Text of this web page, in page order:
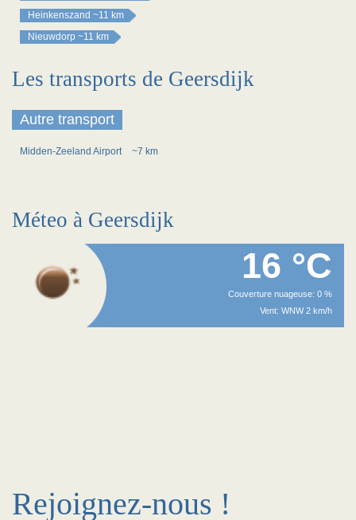
Heinkenszand ~11 km
Nieuwdorp ~11 km
Les transports de Geersdijk
Autre transport
Midden-Zeeland Airport ~7 km
Méteo à Geersdijk
16 °C
Couverture nuageuse: 0 %
Vent: WNW 2 km/h
Rejoignez-nous !